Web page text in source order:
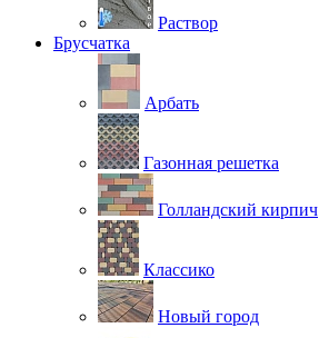
Раствор
Брусчатка
Арбать
Газонная решетка
Голландский кирпич
Классико
Новый город